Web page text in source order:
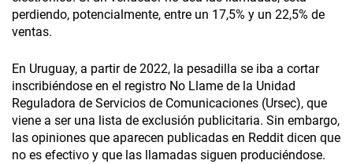
perdiendo, potencialmente, entre un 17,5% y un 22,5% de
ventas.
En Uruguay, a partir de 2022, la pesadilla se iba a cortar
inscribiéndose en el registro No Llame de la Unidad
Reguladora de Servicios de Comunicaciones (Ursec), que
viene a ser una lista de exclusión publicitaria. Sin embargo,
las opiniones que aparecen publicadas en Reddit dicen que
no es efectivo y que las llamadas siguen produciéndose.